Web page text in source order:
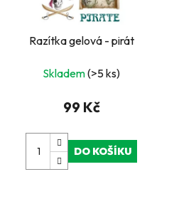
Razítka gelová - pirát
Skladem(>5 ks)
99 Kč
DO KOŠÍKU